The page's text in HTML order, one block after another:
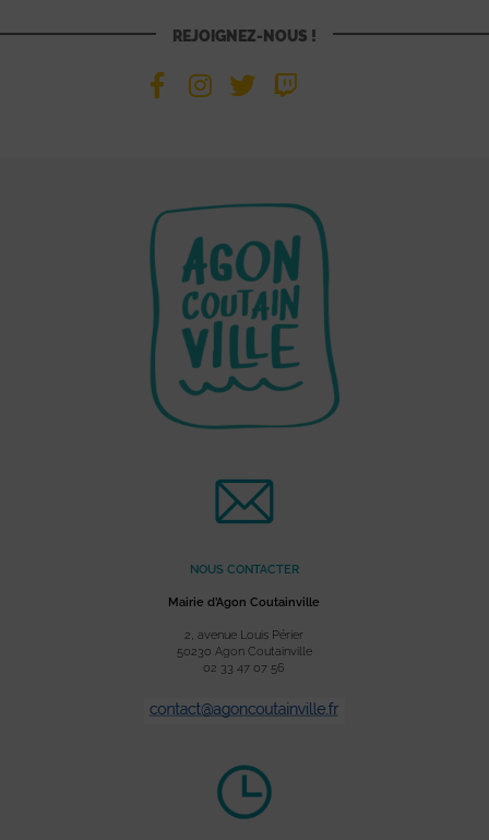
REJOIGNEZ-NOUS !
NOUS CONTACTER
Mairie d’Agon Coutainville
2, avenue Louis Périer
50230 Agon Coutainville
02 33 47 07 56